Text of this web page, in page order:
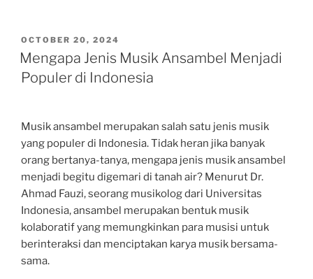
POSTED
ON
OCTOBER 20, 2024
Mengapa Jenis Musik Ansambel Menjadi
Populer di Indonesia
Musik ansambel merupakan salah satu jenis musik
yang populer di Indonesia. Tidak heran jika banyak
orang bertanya-tanya, mengapa jenis musik ansambel
menjadi begitu digemari di tanah air? Menurut Dr.
Ahmad Fauzi, seorang musikolog dari Universitas
Indonesia, ansambel merupakan bentuk musik
kolaboratif yang memungkinkan para musisi untuk
berinteraksi dan menciptakan karya musik bersama-
sama.